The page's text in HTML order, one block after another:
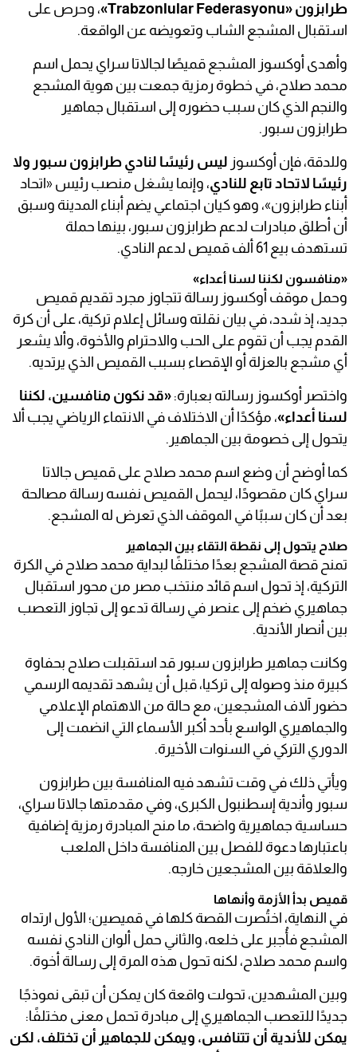
طرابزون «Trabzonlular Federasyonu»
، وحرص على
استقبال المشجع الشاب وتعويضه عن الواقعة.
وأهدى أوكسوز المشجع قميصًا لجالاتا سراي يحمل اسم
محمد صلاح، في خطوة رمزية جمعت بين هوية المشجع
والنجم الذي كان سبب حضوره إلى استقبال جماهير
طرابزون سبور.
وللدقة، فإن أوكسوز ليس رئيسًا لنادي طرابزون سبور ولا
رئيسًا لاتحاد تابع للنادي، وإنما يشغل منصب رئيس «اتحاد
أبناء طرابزون»، وهو كيان اجتماعي يضم أبناء المدينة وسبق
أن أطلق مبادرات لدعم طرابزون سبور، بينها حملة
تستهدف بيع 61 ألف قميص لدعم النادي.
«منافسون لكننا لسنا أعداء»
وحمل موقف أوكسوز رسالة تتجاوز مجرد تقديم قميص
جديد، إذ شدد، في بيان نقلته وسائل إعلام تركية، على أن كرة
القدم يجب أن تقوم على الحب والاحترام والأخوة، وألا يشعر
أي مشجع بالعزلة أو الإقصاء بسبب القميص الذي يرتديه.
واختصر أوكسوز رسالته بعبارة: «قد نكون منافسين، لكننا
لسنا أعداء»، مؤكدًا أن الاختلاف في الانتماء الرياضي يجب ألا
يتحول إلى خصومة بين الجماهير.
كما أوضح أن وضع اسم محمد صلاح على قميص جالاتا
سراي كان مقصودًا، ليحمل القميص نفسه رسالة مصالحة
بعد أن كان سببًا في الموقف الذي تعرض له المشجع.
صلاح يتحول إلى نقطة التقاء بين الجماهير
تمنح قصة المشجع بعدًا مختلفًا لبداية محمد صلاح في الكرة
التركية، إذ تحول اسم قائد منتخب مصر من محور استقبال
جماهيري ضخم إلى عنصر في رسالة تدعو إلى تجاوز التعصب
بين أنصار الأندية.
وكانت جماهير طرابزون سبور قد استقبلت صلاح بحفاوة
كبيرة منذ وصوله إلى تركيا، قبل أن يشهد تقديمه الرسمي
حضور آلاف المشجعين، مع حالة من الاهتمام الإعلامي
والجماهيري الواسع بأحد أكبر الأسماء التي انضمت إلى
الدوري التركي في السنوات الأخيرة.
ويأتي ذلك في وقت تشهد فيه المنافسة بين طرابزون
سبور وأندية إسطنبول الكبرى، وفي مقدمتها جالاتا سراي،
حساسية جماهيرية واضحة، ما منح المبادرة رمزية إضافية
باعتبارها دعوة للفصل بين المنافسة داخل الملعب
والعلاقة بين المشجعين خارجه.
قميص بدأ الأزمة وأنهاها
في النهاية، اختُصرت القصة كلها في قميصين؛ الأول ارتداه
المشجع فأُجبر على خلعه، والثاني حمل ألوان النادي نفسه
واسم محمد صلاح، لكنه تحول هذه المرة إلى رسالة أخوة.
وبين المشهدين، تحولت واقعة كان يمكن أن تبقى نموذجًا
جديدًا للتعصب الجماهيري إلى مبادرة تحمل معنى مختلفًا:
يمكن للأندية أن تتنافس، ويمكن للجماهير أن تختلف، لكن